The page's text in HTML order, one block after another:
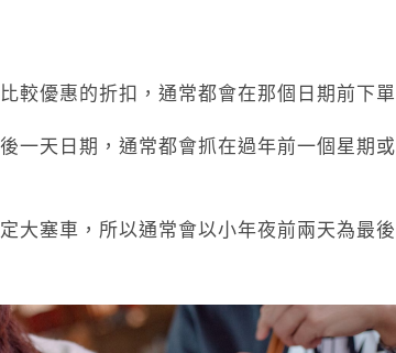
較優惠的折扣，通常都會在那個日期前下單
一天日期，通常都會抓在過年前一個星期或
大塞車，所以通常會以小年夜前兩天為最後